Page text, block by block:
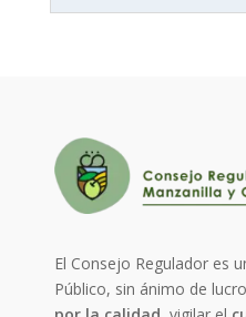
El Consejo Regulador es
Público, sin ánimo de